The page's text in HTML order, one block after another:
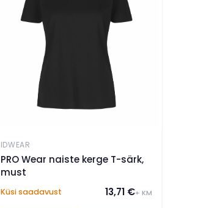
IDWEAR
PRO Wear naiste kerge T-särk,
must
Küsi saadavust 13,71 €+ KM